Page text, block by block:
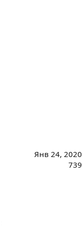
Янв 24, 2020
739